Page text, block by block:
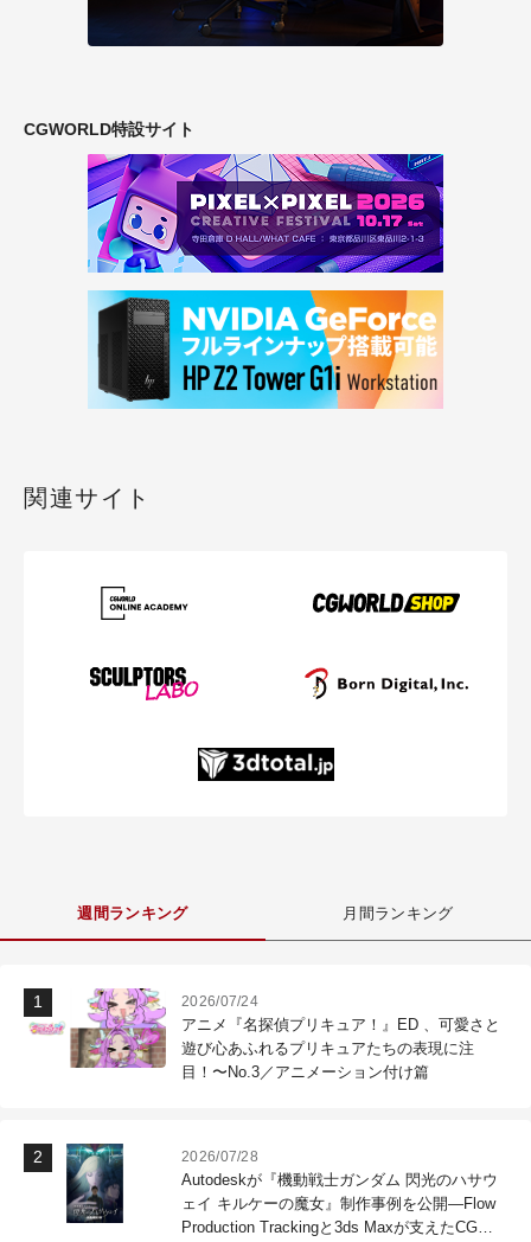
CGWORLD特設サイト
関連サイト
週間ランキング 月間ランキング
2026/07/24
アニメ『名探偵プリキュア！』ED 、可愛さと
遊び心あふれるプリキュアたちの表現に注
目！〜No.3／アニメーション付け篇
2026/07/28
Autodeskが『機動戦士ガンダム 閃光のハサウ
ェイ キルケーの魔女』制作事例を公開―Flow
Production Trackingと3ds Maxが支えたCG制